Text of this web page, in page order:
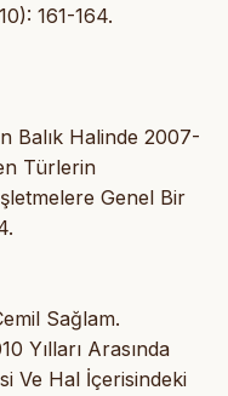
161-164.
Balık Halinde 2007-
Türlerin
Genel Bir
Sağlam.
Yılları Arasında
Ve Hal İçerisindeki